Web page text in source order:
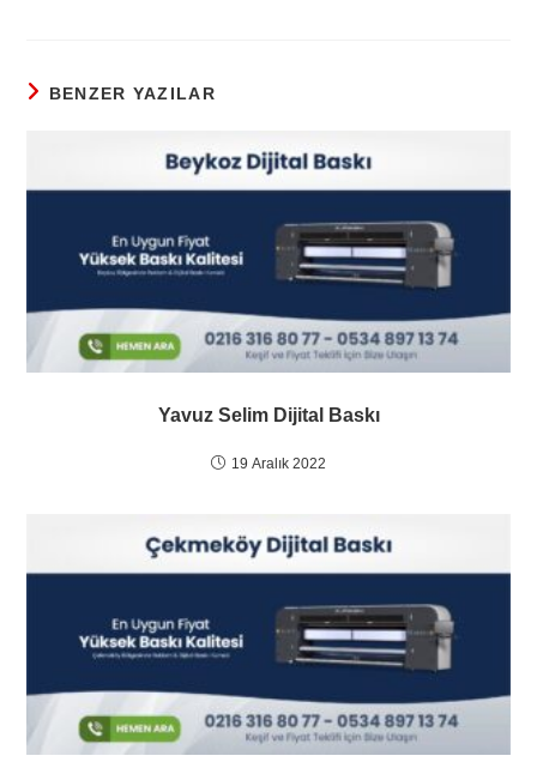
BENZER YAZILAR
Yavuz Selim Dijital Baskı
19 Aralık 2022